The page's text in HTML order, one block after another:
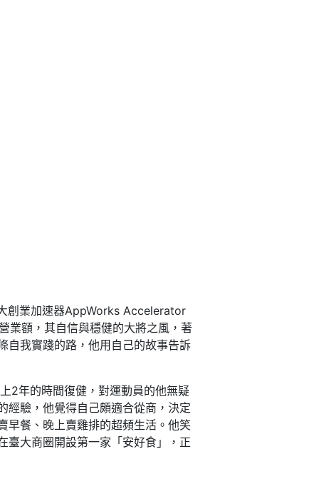
創業加速器AppWorks Accelerator
業額，其自信與穩健的大將之風，著
自我實踐的路，他用自己的故事告訴
2年的時間復健，對運動員的他無疑
經驗，他覺得自己頗適合從商，決定
早餐、晚上賣雞排的超頻生活。他笑
臺大商圈開設第一家「安好食」，正